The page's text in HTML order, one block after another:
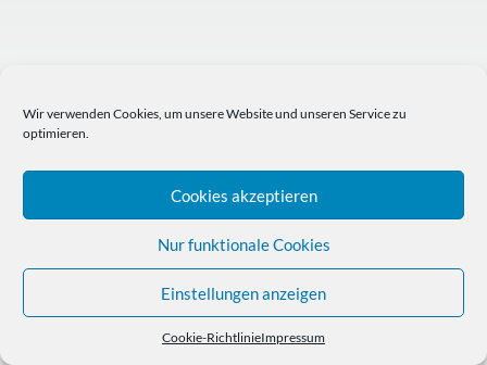
Wir verwenden Cookies, um unsere Website und unseren Service zu
optimieren.
Cookies akzeptieren
Nur funktionale Cookies
Einstellungen anzeigen
Cookie-RichtlinieImpressum